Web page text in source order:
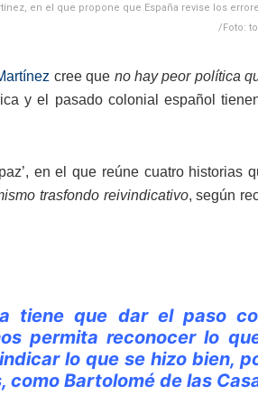
en el que propone que España revise los
/Foto:
cree que no hay peor política
y el pasado colonial español
en el que reúne cuatro historias
trasfondo reivindicativo, según
tiene que dar el paso
permita reconocer lo
lo que se hizo bien,
como Bartolomé de las